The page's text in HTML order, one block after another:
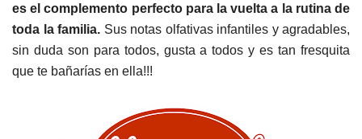
es el complemento perfecto para la vuelta a la rutina de
toda la familia. Sus notas olfativas infantiles y agradables,
sin duda son para todos, gusta a todos y es tan fresquita
que te bañarías en ella!!!